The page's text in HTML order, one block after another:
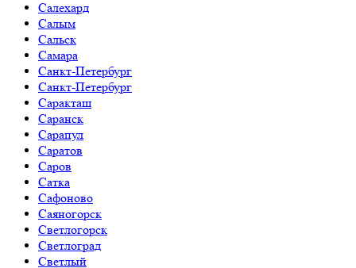
Салехард
Салым
Сальск
Самара
Санкт-Петербург
Санкт-Петербург
Саракташ
Саранск
Сарапул
Саратов
Саров
Сатка
Сафоново
Саяногорск
Светлогорск
Светлоград
Светлый